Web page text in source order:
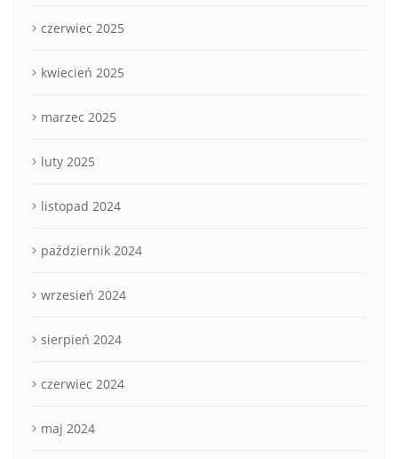
czerwiec 2025
kwiecień 2025
marzec 2025
luty 2025
listopad 2024
październik 2024
wrzesień 2024
sierpień 2024
czerwiec 2024
maj 2024